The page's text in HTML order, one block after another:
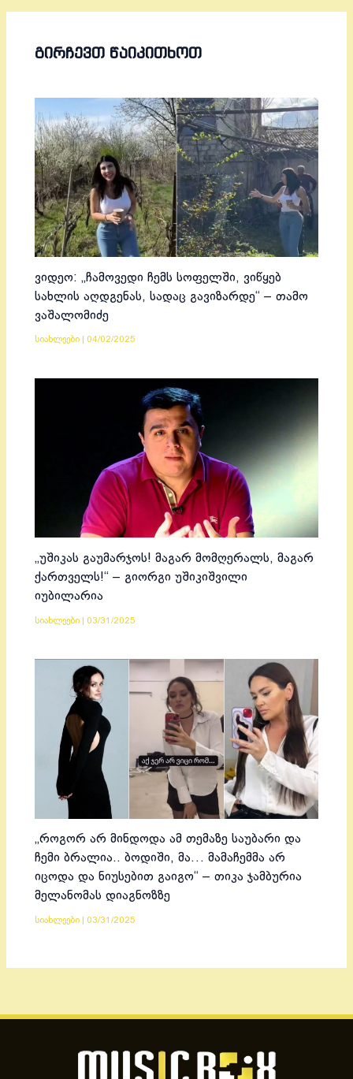
ᲒᲘᲠᲩᲔᲕᲗ ᲬᲐᲘᲙᲘᲗᲮᲝᲗ
ვიდეო: „ჩამოვედი ჩემს სოფელში, ვიწყებ
სახლის აღდგენას, სადაც გავიზარდე“ – თამო
ვაშალომიძე
სიახლეები 04/02/2025
„უშიკას გაუმარჯოს! მაგარ მომღერალს, მაგარ
ქართველს!“ – გიორგი უშიკიშვილი
იუბილარია
სიახლეები 03/31/2025
„როგორ არ მინდოდა ამ თემაზე საუბარი და
ჩემი ბრალია.. ბოდიში, მა… მამაჩემმა არ
იცოდა და ნიუსებით გაიგო“ – თიკა ჯამბურია
მელანომას დიაგნოზზე
სიახლეები 03/31/2025